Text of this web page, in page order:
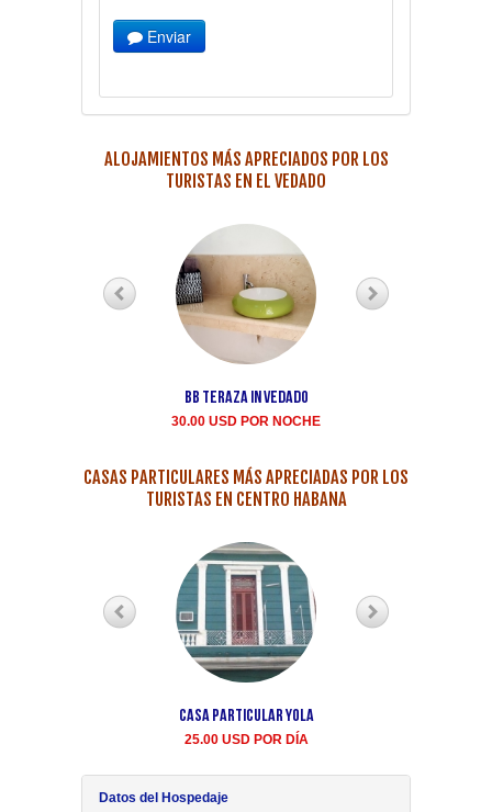
Enviar
ALOJAMIENTOS MÁS APRECIADOS POR LOS
TURISTAS EN EL VEDADO
BB teraza in Vedado
30.00 USD POR NOCHE
CASAS PARTICULARES MÁS APRECIADAS POR LOS
TURISTAS EN CENTRO HABANA
Casa Particular Yola
25.00 USD POR DÍA
Datos del Hospedaje